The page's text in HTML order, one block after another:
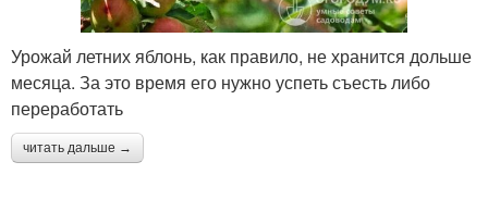
Урожай летних яблонь, как правило, не хранится дольше
месяца. За это время его нужно успеть съесть либо
переработать
читать дальше →